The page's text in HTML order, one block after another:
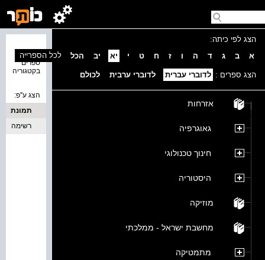
הצג לפי כיתה:
א
ב ג ד ה ו ז ח ט י יא יב הכל
הצג ספרים : לדוברי עברית לדוברי ערבית לכולם
אזרחות
גאוגרפיה
חינוך טכנולוגי
היסטוריה
מוזיקה
מחשבת ישראל - ממלכתי
מתמטיקה
ספרים
בקטגוריה
לכל הספרייה
הצג ע''פ:
תמונת
כריכה
רשימה